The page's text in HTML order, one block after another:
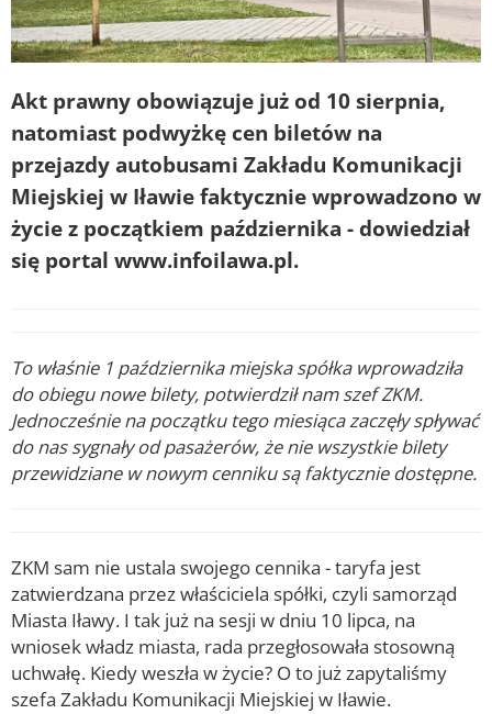
Akt prawny obowiązuje już od 10 sierpnia,
natomiast podwyżkę cen biletów na
przejazdy autobusami Zakładu Komunikacji
Miejskiej w Iławie faktycznie wprowadzono w
życie z początkiem października - dowiedział
się portal www.infoilawa.pl.
To właśnie 1 października miejska spółka wprowadziła
do obiegu nowe bilety, potwierdził nam szef ZKM.
Jednocześnie na początku tego miesiąca zaczęły spływać
do nas sygnały od pasażerów, że nie wszystkie bilety
przewidziane w nowym cenniku są faktycznie dostępne.
ZKM sam nie ustala swojego cennika - taryfa jest
zatwierdzana przez właściciela spółki, czyli samorząd
Miasta Iławy. I tak już na sesji w dniu 10 lipca, na
wniosek władz miasta, rada przegłosowała stosowną
uchwałę. Kiedy weszła w życie? O to już zapytaliśmy
szefa Zakładu Komunikacji Miejskiej w Iławie.